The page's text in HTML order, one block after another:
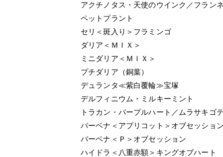
アクチノタス・天使のウインク／フラン
ペットプラント
セリ＜斑入り＞フラミンゴ
ダリア＜ＭＩＸ＞
ミニダリア＜ＭＩＸ＞
プチダリア（銅葉）
デュランタ≪紫白覆輪≫宝塚
デルフィニウム・ミルキーミント
トラカン・パープルハート／ムラサキゴ
バーベナ＜アプリコット＞オブセッション
バーベナ＜Ｐ＞オブセッション
ハイドラ＜八重赤額＞キングオブハート